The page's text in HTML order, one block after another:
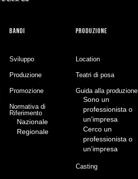
BANDI
Sviluppo
Produzione
Promozione
Normativa di
Riferimento
Nazionale
Regionale
PRODUZIONE
Location
Teatri di posa
Guida alla produzione
Sono un
professionista o
un’impresa
Cerco un
professionista o
un’impresa
Casting